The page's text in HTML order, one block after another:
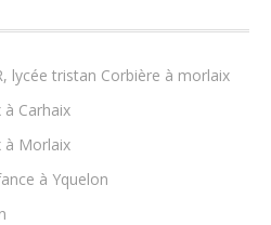
lycée tristan Corbière à morlaix
Carhaix
à Morlaix
à Yquelon